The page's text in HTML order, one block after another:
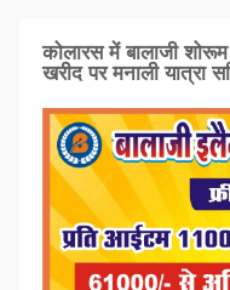
कोलारस में बालाजी
खरीद पर मनाली यात्रा